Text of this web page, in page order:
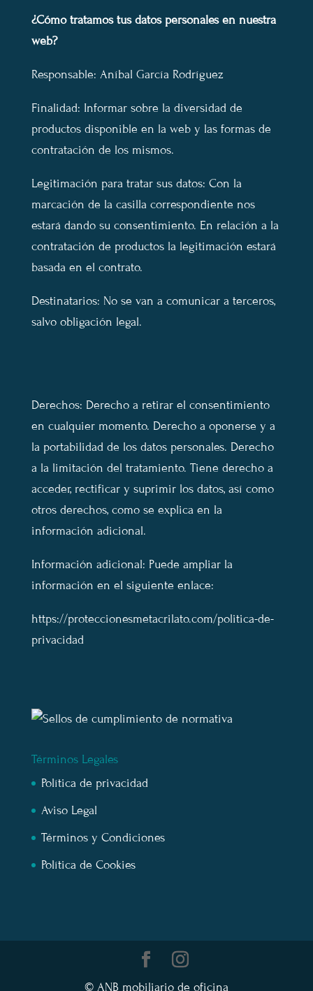
¿Cómo tratamos tus datos personales en nuestra
web?
Responsable: Aníbal García Rodríguez
Finalidad: Informar sobre la diversidad de
productos disponible en la web y las formas de
contratación de los mismos.
Legitimación para tratar sus datos: Con la
marcación de la casilla correspondiente nos
estará dando su consentimiento. En relación a la
contratación de productos la legitimación estará
basada en el contrato.
Destinatarios: No se van a comunicar a terceros,
salvo obligación legal.
Derechos: Derecho a retirar el consentimiento
en cualquier momento. Derecho a oponerse y a
la portabilidad de los datos personales. Derecho
a la limitación del tratamiento. Tiene derecho a
acceder, rectificar y suprimir los datos, así como
otros derechos, como se explica en la
información adicional.
Información adicional: Puede ampliar la
información en el siguiente enlace:
https://proteccionesmetacrilato.com/politica-de-
privacidad
Términos Legales
Política de privacidad
Aviso Legal
Términos y Condiciones
Política de Cookies
© ANB mobiliario de oficina